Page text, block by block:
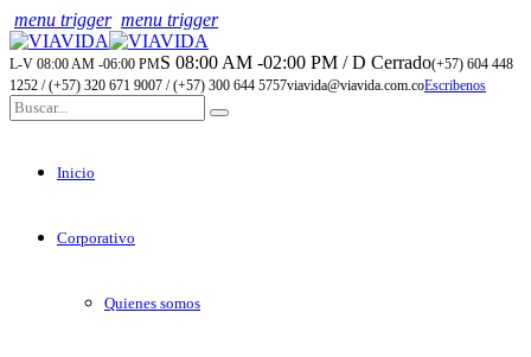
menu trigger menu trigger
L-V 08:00 AM -06:00 PMS 08:00 AM -02:00 PM / D Cerrado(+57) 604 448
1252 / (+57) 320 671 9007 / (+57) 300 644 5757viavida@viavida.com.coEscribenos
Inicio
Corporativo
Quienes somos